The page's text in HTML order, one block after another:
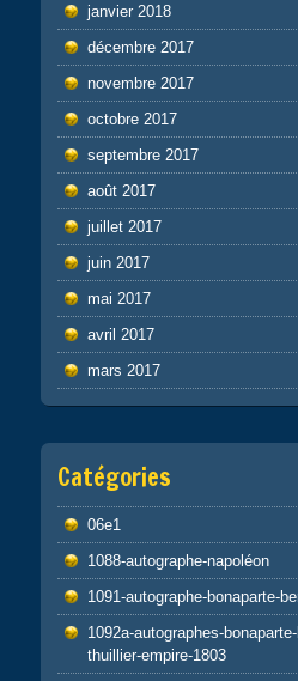
janvier 2018
décembre 2017
novembre 2017
octobre 2017
septembre 2017
août 2017
juillet 2017
juin 2017
mai 2017
avril 2017
mars 2017
Catégories
06e1
1088-autographe-napoléon
1091-autographe-bonaparte-
1092a-autographes-
thuillier-empire-1803